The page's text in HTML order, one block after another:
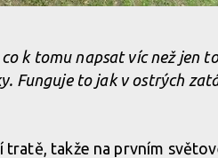
k tomu napsat víc než jen
Funguje to jak v ostrých
takže na prvním